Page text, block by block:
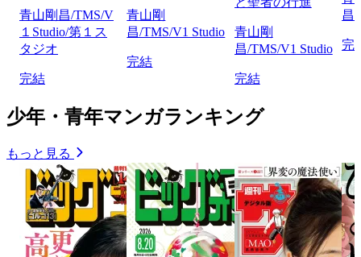
青山剛昌/TMS/V
１Studio/第１ス
タジオ
完結
青山剛
昌/TMS/V1 Studio
完結
青山剛
昌/TMS/V1 Studio
完結
昌
完
少年・青年マンガランキング
もっと見る